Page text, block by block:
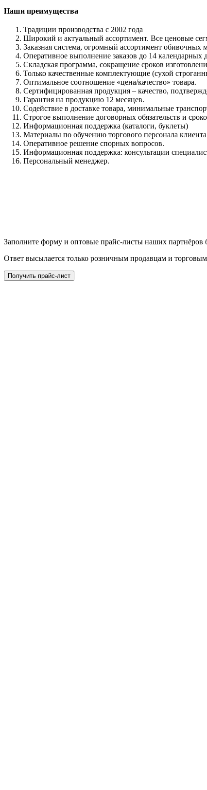
Наши преимущества
Традиции производства с 2002 года
Широкий и актуальный ассортимент. Все ценовые
Заказная система, огромный ассортимент обивочных
Оперативное выполнение заказов до 14
Складская программа, сокращение сроков
Только качественные комплектующие (сухой
Оптимальное соотношение «цена/качество» товара.
Сертифицированная продукция – качество,
Гарантия на продукцию 12 месяцев.
Содействие в доставке товара, минимальные
Строгое выполнение договорных обязательств и
Информационная поддержка (каталоги, буклеты)
Материалы по обучению торгового персонала
Оперативное решение спорных вопросов.
Информационная поддержка: консультации
Персональный менеджер.
Заполните форму и оптовые прайс-листы наших партнёров
Ответ высылается только розничным продавцам и
Получить прайс-лист